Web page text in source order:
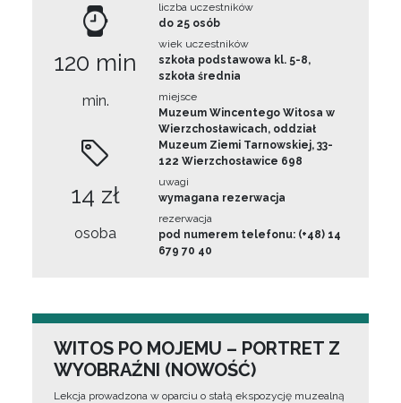
120 min
min.
14 zł
osoba
liczba uczestników
do 25 osób
wiek uczestników
szkoła podstawowa kl. 5-8,
szkoła średnia
miejsce
Muzeum Wincentego Witosa w
Wierzchosławicach, oddział
Muzeum Ziemi Tarnowskiej, 33-
122 Wierzchosławice 698
uwagi
wymagana rezerwacja
rezerwacja
pod numerem telefonu: (+48) 14
679 70 40
WITOS PO MOJEMU – PORTRET Z
WYOBRAŹNI (NOWOŚĆ)
Lekcja prowadzona w oparciu o stałą ekspozycję muzealną